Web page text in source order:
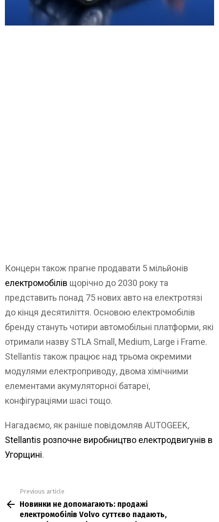
Концерн також прагне продавати 5 мільйонів
електромобілів щорічно до 2030 року та
представить понад 75 нових авто на електротязі
до кінця десятиліття. Основою електромобілів
бренду стануть чотири автомобільні платформи, які
отримали назву STLA Small, Medium, Large і Frame.
Stellantis також працює над трьома окремими
модулями електроприводу, двома хімічними
елементами акумуляторної батареї,
конфігураціями шасі тощо.
Нагадаємо, як раніше повідомляв AUTOGEEK,
Stellantis розпочне виробництво електродвигунів в
Угорщині.
more
Previous article
Новинки не допомагають: продажі
електромобілів Volvo суттєво падають,